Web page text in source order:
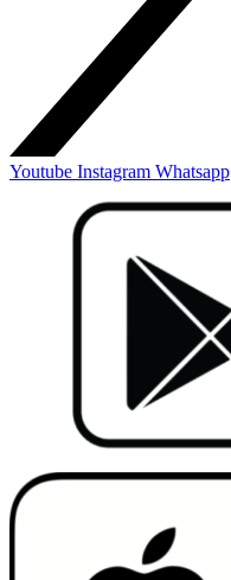
Youtube Instagram Whatsapp